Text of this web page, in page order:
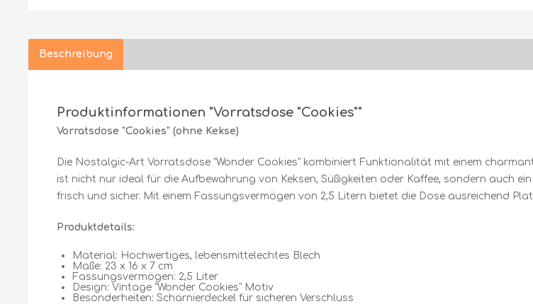
Beschreibung
Produktinformationen "Vorratsdose "Cookies""
Vorratsdose "Cookies" (ohne Kekse)
Die Nostalgic-Art Vorratsdose "Wonder Cookies" kombiniert Funktionalität mit einem
ist nicht nur ideal für die Aufbewahrung von Keksen, Süßigkeiten oder Kaffee, sondern auch
frisch und sicher. Mit einem Fassungsvermögen von 2,5 Litern bietet die Dose ausreichend
Produktdetails:
Material: Hochwertiges, lebensmittelechtes Blech
Maße: 23 x 16 x 7 cm
Fassungsvermögen: 2,5 Liter
Design: Vintage "Wonder Cookies" Motiv
Besonderheiten: Scharnierdeckel für sicheren Verschluss